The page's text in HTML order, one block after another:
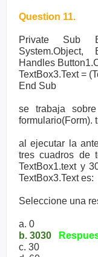
Question 11.
Private Sub
Handles
TextBox3.Text =
End Sub
se trabaja
formulario(Form).
al ejecutar la
tres cuadros de
TextBox1.text y
TextBox3.Text es:
Seleccione una
a. 0
b. 3030
c. 30